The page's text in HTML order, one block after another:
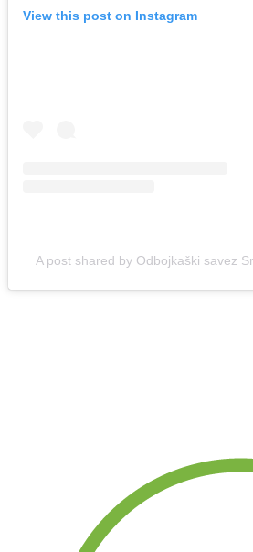
View this post on Instagram
A post shared by Odbojkaški savez